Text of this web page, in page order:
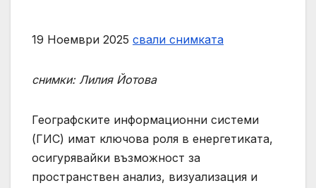
19 Ноември 2025 свали снимката
снимки: Лилия Йотова
Географските информационни системи
(ГИС) имат ключова роля в енергетиката,
осигурявайки възможност за
пространствен анализ, визуализация и